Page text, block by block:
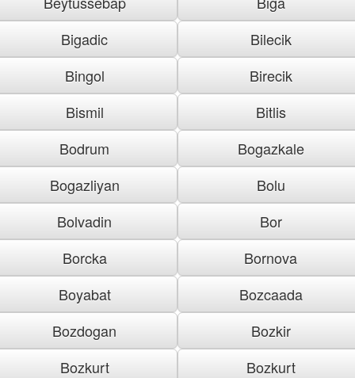
Bigadic
Bilecik
Bingol
Birecik
Bismil
Bitlis
Bodrum
Bogazkale
Bogazliyan
Bolu
Bolvadin
Bor
Borcka
Bornova
Boyabat
Bozcaada
Bozdogan
Bozkir
Bozkurt
Bozkurt